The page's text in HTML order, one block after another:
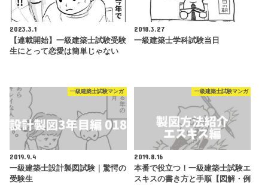
2023.3.1
【連載開始】一級建築士試験受験
生にとって恋愛は簡単じゃない
2018.3.27
一級建築士学科試験当日
一級建築士試験マンガ
2019.9.4
一級建築士設計製図試験｜驚愕の
受験生
一級建築士試験マンガ
2019.8.16
本番で役立つ！一級建築士試験エ
スキスの書き方と手順【図解・例